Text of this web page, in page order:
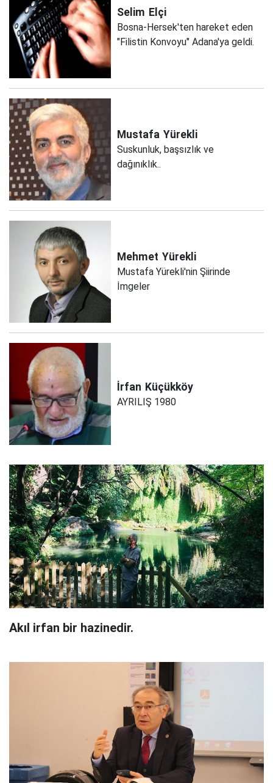
Selim Elçi
Bosna-Hersek'ten hareket eden
"Filistin Konvoyu" Adana'ya geldi.
Mustafa Yürekli
Suskunluk, başsızlık ve
dağınıklık..
Mehmet Yürekli
Mustafa Yürekli'nin Şiirinde
İmgeler
İrfan Küçükköy
AYRILIŞ 1980
Akıl irfan bir hazinedir.